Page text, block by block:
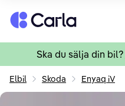
Tillbaka till startsidan
Ska du sälja din bil?
Elbil Skoda Enyaq iV